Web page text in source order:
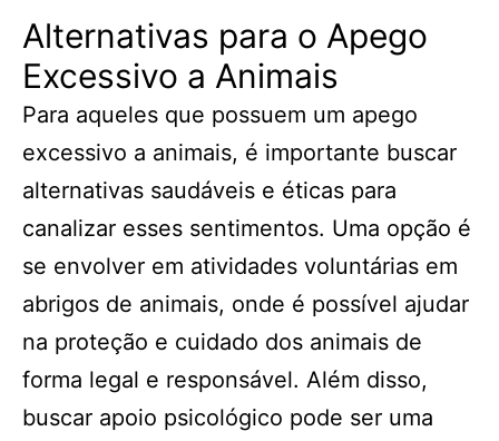
Alternativas para o Apego
Excessivo a Animais
Para aqueles que possuem um apego
excessivo a animais, é importante buscar
alternativas saudáveis e éticas para
canalizar esses sentimentos. Uma opção é
se envolver em atividades voluntárias em
abrigos de animais, onde é possível ajudar
na proteção e cuidado dos animais de
forma legal e responsável. Além disso,
buscar apoio psicológico pode ser uma